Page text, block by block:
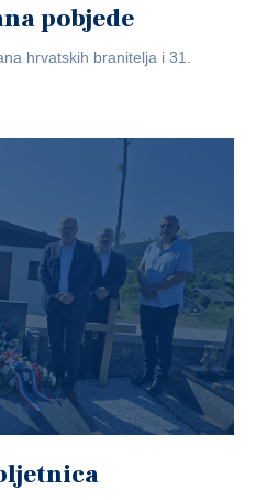
pobjede
hrvatskih branitelja i 31.